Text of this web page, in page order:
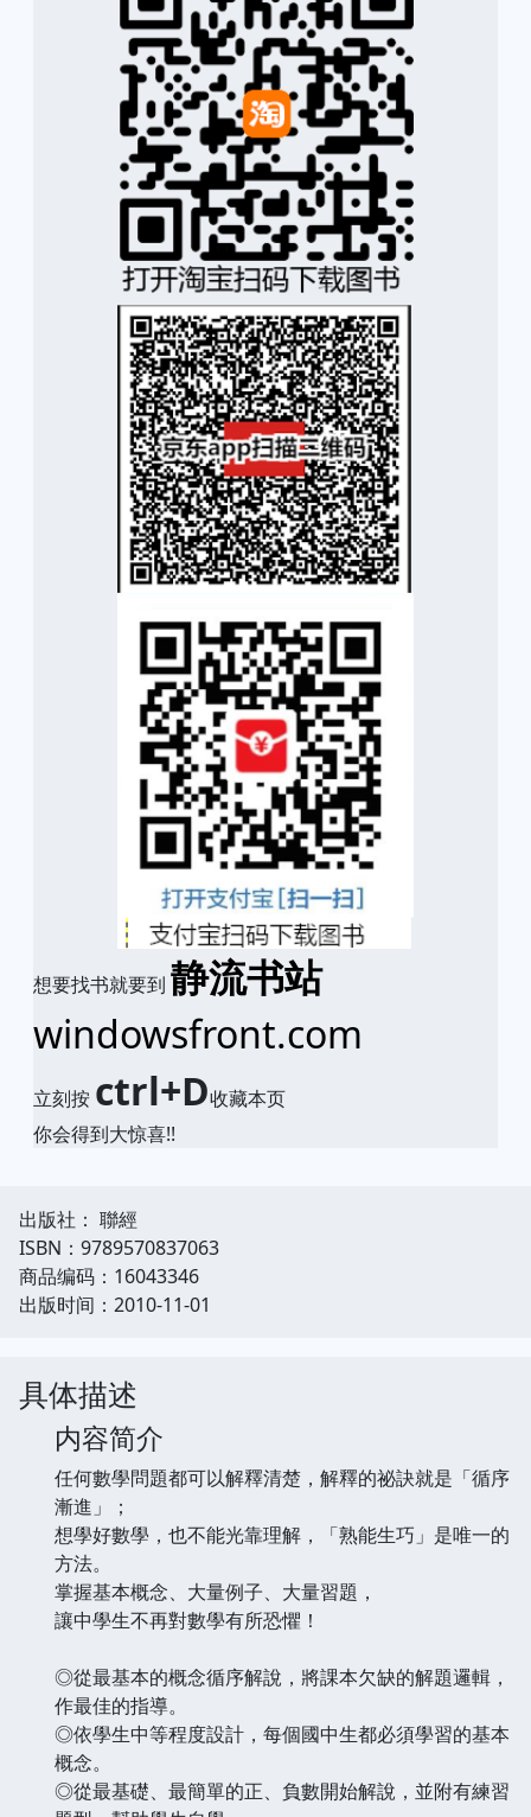
想要找书就要到 静流书站
windowsfront.com
立刻按 ctrl+D收藏本页
你会得到大惊喜!!
出版社： 聯經
ISBN：9789570837063
商品编码：16043346
出版时间：2010-11-01
具体描述
内容简介
任何數學問題都可以解釋清楚，解釋的祕訣就是「循序
漸進」；
想學好數學，也不能光靠理解，「熟能生巧」是唯一的
方法。
掌握基本概念、大量例子、大量習題，
讓中學生不再對數學有所恐懼！
◎從最基本的概念循序解說，將課本欠缺的解題邏輯，
作最佳的指導。
◎依學生中等程度設計，每個國中生都必須學習的基本
概念。
◎從最基礎、最簡單的正、負數開始解說，並附有練習